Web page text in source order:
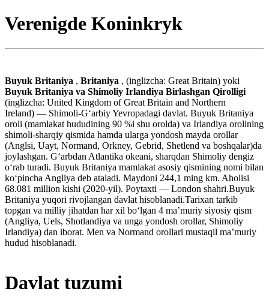
Verenigde Koninkryk
Buyuk Britaniya , Britaniya , (inglizcha: Great Britain) yoki
Buyuk Britaniya va Shimoliy Irlandiya Birlashgan Qirolligi
(inglizcha: United Kingdom of Great Britain and Northern
Ireland) — Shimoli-Gʻarbiy Yevropadagi davlat. Buyuk Britaniya
oroli (mamlakat hududining 90 %i shu orolda) va Irlandiya orolining
shimoli-sharqiy qismida hamda ularga yondosh mayda orollar
(Anglsi, Uayt, Normand, Orkney, Gebrid, Shetlend va boshqalar)da
joylashgan. Gʻarbdan Atlantika okeani, sharqdan Shimoliy dengiz
oʻrab turadi. Buyuk Britaniya mamlakat asosiy qismining nomi bilan
koʻpincha Angliya deb ataladi. Maydoni 244,1 ming km. Aholisi
68.081 million kishi (2020-yil). Poytaxti — London shahri.Buyuk
Britaniya yuqori rivojlangan davlat hisoblanadi.Tarixan tarkib
topgan va milliy jihatdan har xil boʻlgan 4 maʼmuriy siyosiy qism
(Angliya, Uels, Shotlandiya va unga yondosh orollar, Shimoliy
Irlandiya) dan iborat. Men va Normand orollari mustaqil maʼmuriy
hudud hisoblanadi.
Davlat tuzumi